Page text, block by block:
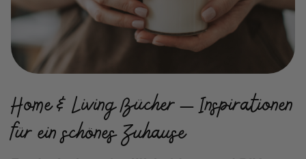
Home & Living Bücher – Inspirationen
für ein schönes Zuhause